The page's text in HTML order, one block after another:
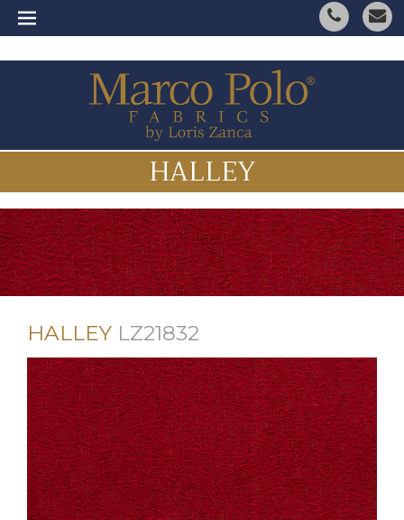
ITALIANO
ENGLISH
FABRICS
HALLEY
HALLEY LZ21832